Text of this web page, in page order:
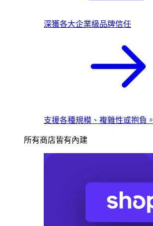
深獲各大企業級品牌信任
支援各種規模、複雜性或抱負。
所有商店皆有內建